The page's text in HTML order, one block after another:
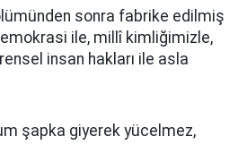
sonra fabrike edilmiş
ile, millî kimliğimizle,
insan hakları ile asla
şapka giyerek yücelmez,